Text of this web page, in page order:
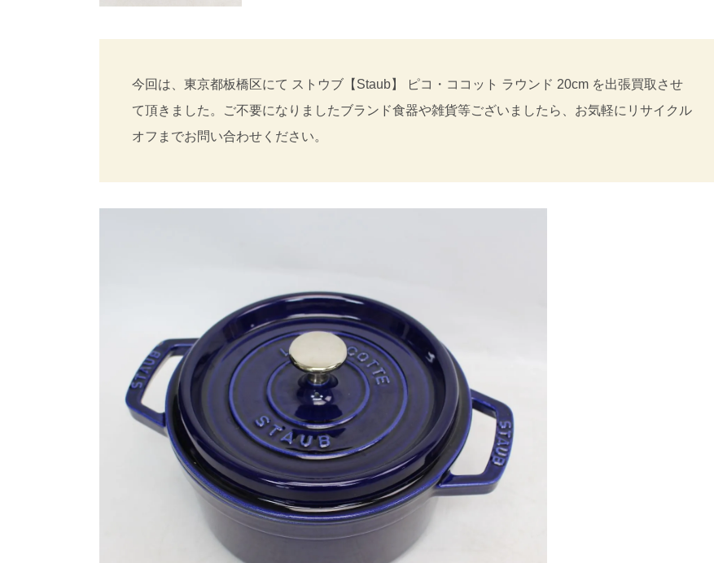
今回は、東京都板橋区にて ストウブ【Staub】 ピコ・ココット ラウンド 20cm を出張買取させ
て頂きました。ご不要になりましたブランド食器や雑貨等ございましたら、お気軽にリサイクル
オフまでお問い合わせください。